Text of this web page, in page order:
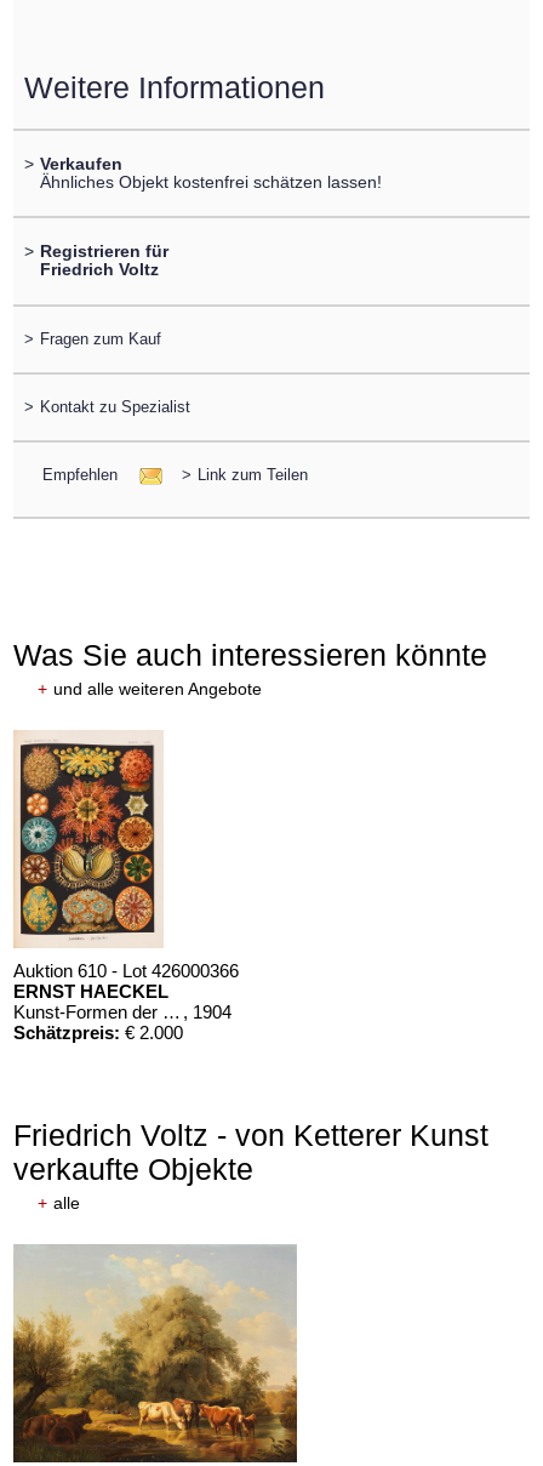
Weitere Informationen
> Verkaufen
Ähnliches Objekt kostenfrei schätzen lassen!
> Registrieren für
Friedrich Voltz
> Fragen zum Kauf
> Kontakt zu Spezialist
Empfehlen > Link zum Teilen
Was Sie auch interessieren könnte
+ und alle weiteren Angebote
Auktion 610 - Lot 426000366
ERNST HAECKEL
Kunst-Formen der Natur. 10 Hefte und Supplement in 1 Band , 1904
Schätzpreis: € 2.000
Friedrich Voltz - von Ketterer Kunst
verkaufte Objekte
+ alle